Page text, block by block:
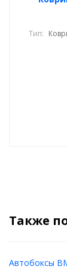
Тип:
Также
Автобоксы